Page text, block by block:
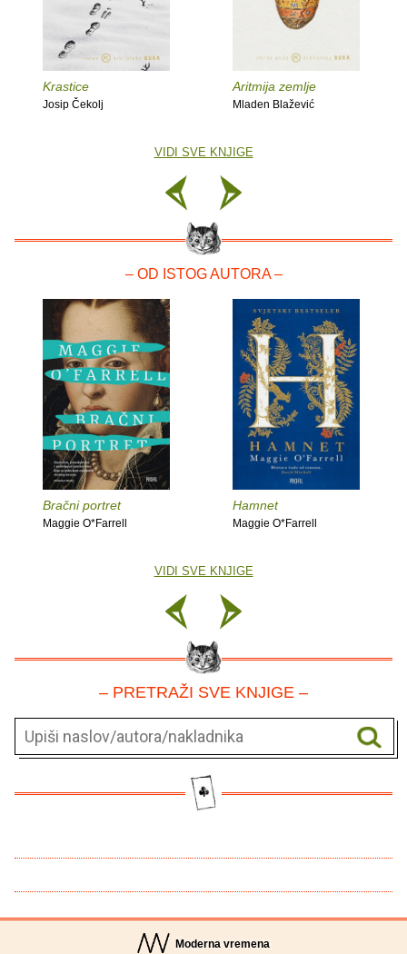
Krastice
Josip Čekolj
Aritmija zemlje
Mladen Blažević
VIDI SVE KNJIGE
– OD ISTOG AUTORA –
Bračni portret
Maggie O*Farrell
Hamnet
Maggie O*Farrell
VIDI SVE KNJIGE
– PRETRAŽI SVE KNJIGE –
Moderna vremena